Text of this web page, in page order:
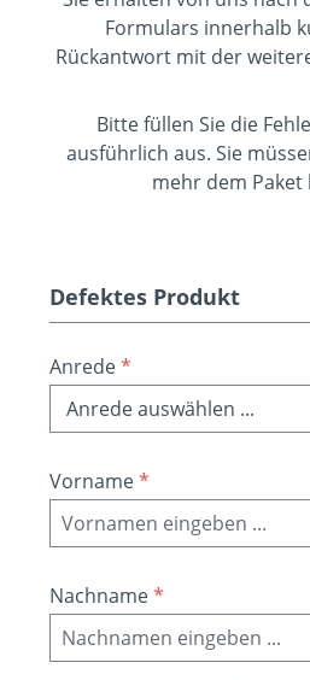
Formulars innerhalb
Rückantwort mit der
Bitte füllen Sie die
ausführlich aus. Sie
mehr dem Paket
Defektes Produkt
Anrede*
Vorname*
Nachname*